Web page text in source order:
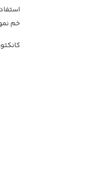
خم
کانکتورهای کابل به صورت 90 درجه و